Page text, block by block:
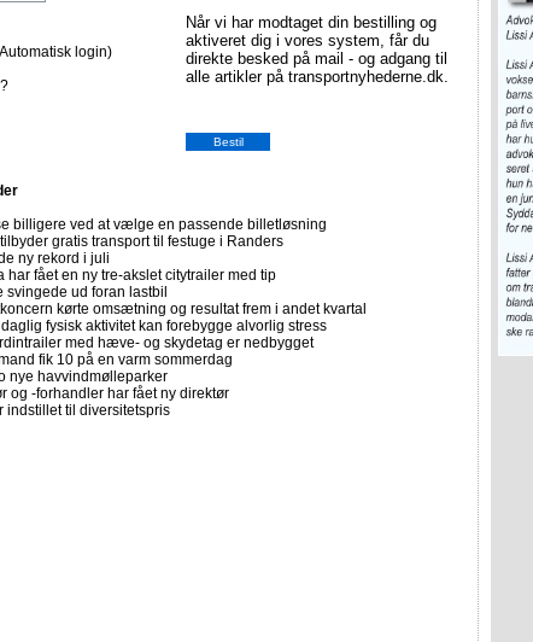
login)
Når vi har modtaget din bestilling og
aktiveret dig i vores system, får du
direkte besked på mail - og adgang til
alle artikler på transportnyhederne.dk.
billigere ved at vælge en passende billetløsning
gratis transport til festuge i Randers
ny rekord i juli
har fået en ny tre-akslet citytrailer med tip
svingede ud foran lastbil
kørte omsætning og resultat frem i andet kvartal
fysisk aktivitet kan forebygge alvorlig stress
med hæve- og skydetag er nedbygget
fik 10 på en varm sommerdag
nye havvindmølleparker
og -forhandler har fået ny direktør
indstillet til diversitetspris